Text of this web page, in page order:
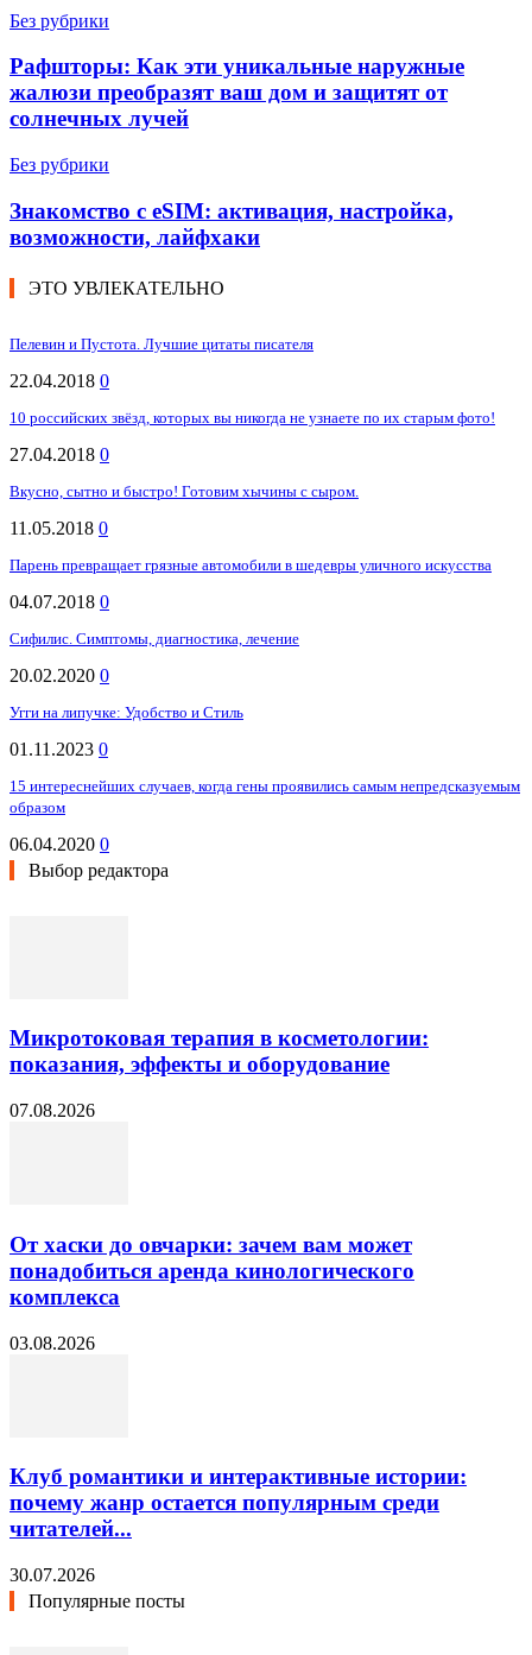
Без рубрики
Рафшторы: Как эти уникальные наружные
жалюзи преобразят ваш дом и защитят от
солнечных лучей
Без рубрики
Знакомство с eSIM: активация, настройка,
возможности, лайфхаки
ЭТО УВЛЕКАТЕЛЬНО
Пелевин и Пустота. Лучшие цитаты писателя
22.04.2018 0
10 российских звёзд, которых вы никогда не узнаете по их старым фото!
27.04.2018 0
Вкусно, сытно и быстро! Готовим хычины с сыром.
11.05.2018 0
Парень превращает грязные автомобили в шедевры уличного искусства
04.07.2018 0
Сифилис. Симптомы, диагностика, лечение
20.02.2020 0
Угги на липучке: Удобство и Стиль
01.11.2023 0
15 интереснейших случаев, когда гены проявились самым непредсказуемым
образом
06.04.2020 0
Выбор редактора
Микротоковая терапия в косметологии:
показания, эффекты и оборудование
07.08.2026
От хаски до овчарки: зачем вам может
понадобиться аренда кинологического
комплекса
03.08.2026
Клуб романтики и интерактивные истории:
почему жанр остается популярным среди
читателей...
30.07.2026
Популярные посты